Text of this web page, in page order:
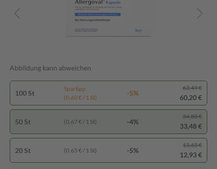
Abbildung kann abweichen
100 St
Spartipp
(0,60 € / 1 St)
-5%
63,49 €
60,20 €
50 St (0,67 € / 1 St) -4%
34,88 €
33,48 €
20 St (0,65 € / 1 St) -5%
13,65 €
12,93 €